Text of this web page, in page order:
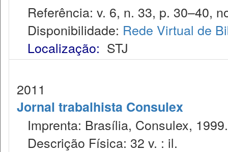
Referência: v. 6, n. 33, p. 30–40,
Disponibilidade: Rede Virtual de
Localização: STJ
2011
Jornal trabalhista Consulex
Imprenta: Brasília, Consulex, 1999.
Descrição Física: 32 v. : il.